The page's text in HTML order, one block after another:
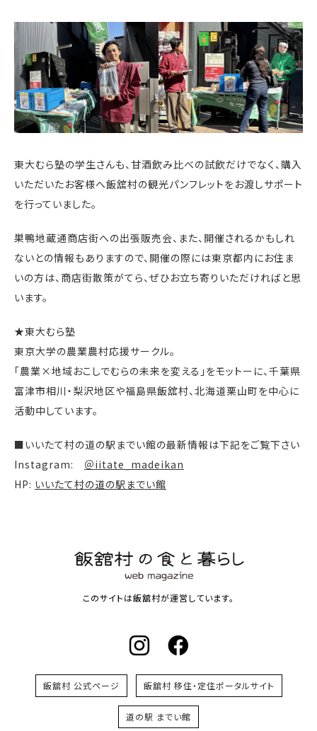
東大むら塾の学生さんも、甘酒飲み比べの試飲だけでなく、購入
いただいたお客様へ飯舘村の観光パンフレットをお渡しサポート
を行っていました。
巣鴨地蔵通商店街への出張販売会、また、開催されるかもしれ
ないとの情報もありますので、開催の際には東京都内にお住ま
いの方は、商店街散策がてら、ぜひお立ち寄りいただければと思
います。
★東大むら塾
東京大学の農業農村応援サークル。
「農業×地域おこしでむらの未来を変える」をモットーに、千葉県
富津市相川・梨沢地区や福島県飯舘村、北海道栗山町を中心に
活動中しています。
■いいたて村の道の駅までい館の最新情報は下記をご覧下さい
Instagram: ＠iitate_madeikan
HP: いいたて村の道の駅までい館
このサイトは飯舘村が運営しています。
飯舘村 公式ページ 飯舘村 移住・定住ポータルサイト
道の駅 までい館